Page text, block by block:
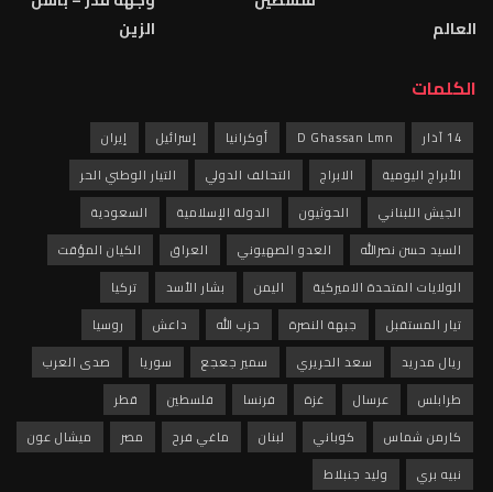
العالم
الزين
الكلمات
14 آذار D Ghassan Lmn أوكرانيا إسرائيل
إيران
الأبراج اليومية
الابراج التحالف الدولي
التيار الوطني الحر
الجيش اللبناني
الحوثيون الدولة الإسلامية
السعودية
السيد حسن نصرالله
العدو الصهيوني العراق
الكيان المؤقت
الولايات المتحدة الاميركية
اليمن بشار الأسد
تركيا
تيار المستقبل
جبهة النصرة حزب الله داعش
روسيا
ريال مدريد
سعد الحريري سمير جعجع سوريا
صدى العرب
طرابلس
عرسال غزة فرنسا فلسطين
قطر
كارمن شماس
كوباني لبنان ماغي فرح مصر
ميشال عون
نبيه بري
وليد جنبلاط